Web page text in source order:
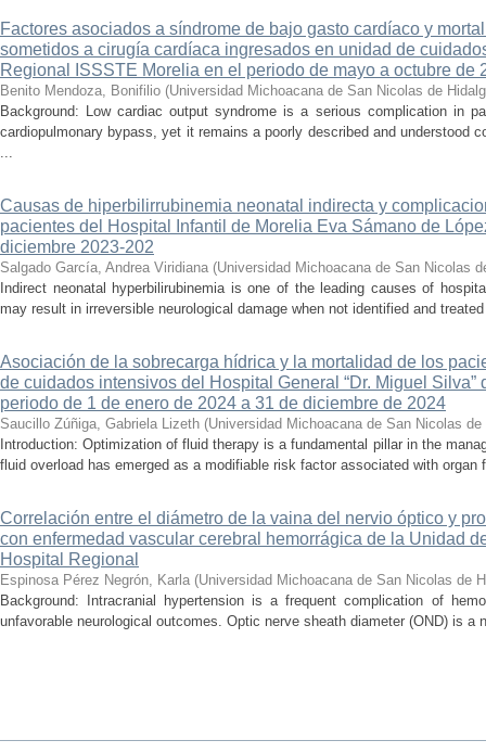
Factores asociados a síndrome de bajo gasto cardíaco y
sometidos a cirugía cardíaca ingresados en unidad de
Regional ISSSTE Morelia en el periodo de mayo a octubre de
Benito Mendoza, Bonifilio (Universidad Michoacana de San Nicolas de
Background: Low cardiac output syndrome is a serious complication in
cardiopulmonary bypass, yet it remains a poorly described and understood
...
Causas de hiperbilirrubinemia neonatal indirecta y
pacientes del Hospital Infantil de Morelia Eva Sámano de
diciembre 2023-202
Salgado García, Andrea Viridiana (Universidad Michoacana de San Nicolas
Indirect neonatal hyperbilirubinemia is one of the leading causes of
may result in irreversible neurological damage when not identified and
Asociación de la sobrecarga hídrica y la mortalidad de los
de cuidados intensivos del Hospital General “Dr. Miguel
periodo de 1 de enero de 2024 a 31 de diciembre de 2024
Saucillo Zúñiga, Gabriela Lizeth (Universidad Michoacana de San Nicolas de
Introduction: Optimization of fluid therapy is a fundamental pillar in the
fluid overload has emerged as a modifiable risk factor associated with organ
Correlación entre el diámetro de la vaina del nervio óptico y
con enfermedad vascular cerebral hemorrágica de la Unidad
Hospital Regional
Espinosa Pérez Negrón, Karla (Universidad Michoacana de San Nicolas de
Background: Intracranial hypertension is a frequent complication of
unfavorable neurological outcomes. Optic nerve sheath diameter (OND) is a